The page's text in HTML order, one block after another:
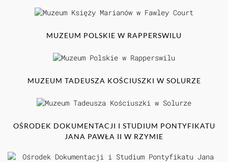
MUZEUM POLSKIE W RAPPERSWILU
MUZEUM TADEUSZA KOŚCIUSZKI W SOLURZE
OŚRODEK DOKUMENTACJI I STUDIUM PONTYFIKATU
JANA PAWŁA II W RZYMIE